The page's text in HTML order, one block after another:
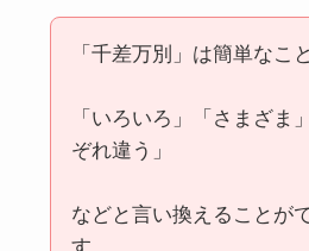
無量無辺（むりょう
来・使い方・例文まで
至誠(しせい)の正しい
もわかりやすく解説
「千差万別」は簡単なこ
「いろいろ」「さまざま
ぞれ違う」
などと言い換えることが